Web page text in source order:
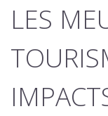
LES